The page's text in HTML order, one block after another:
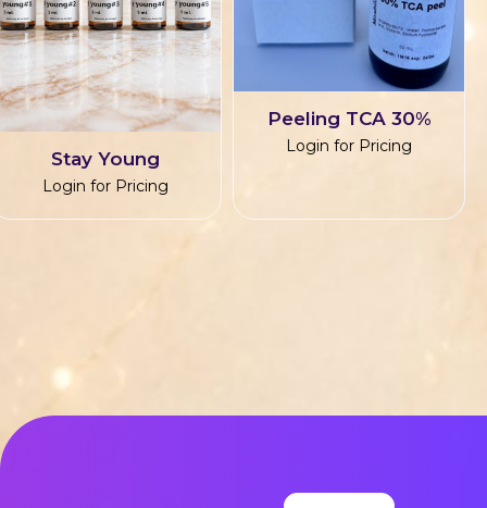
Stay Young
Login for Pricing
Peeling TCA 30%
Login for Pricing